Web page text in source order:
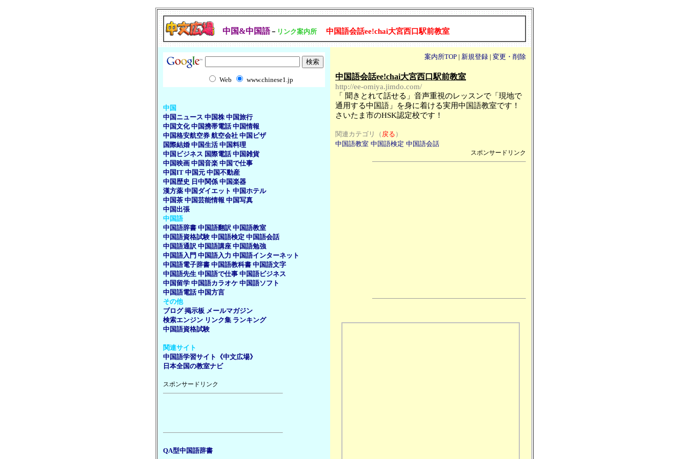
中国&中国語－ リンク案内所 中国語会話ee!chai大宮西口駅前教室
Web www.chinese1.jp
中国
中国ニュース 中国株 中国旅行
中国文化 中国携帯電話 中国情報
中国格安航空券 航空会社 中国ビザ
国際結婚 中国生活 中国料理
中国ビジネス 国際電話 中国雑貨
中国映画 中国音楽 中国で仕事
中国IT 中国元 中国不動産
中国歴史 日中関係 中国楽器
漢方薬 中国ダイエット 中国ホテル
中国茶 中国芸能情報 中国写真
中国出張
中国語
中国語辞書 中国語翻訳 中国語教室
中国語資格試験 中国語検定 中国語会話
中国語通訳 中国語講座 中国語勉強
中国語入門 中国語入力 中国語インターネット
中国語電子辞書 中国語教科書 中国語文字
中国語先生 中国語で仕事 中国語ビジネス
中国留学 中国語カラオケ 中国語ソフト
中国語電話 中国方言
その他
ブログ 掲示板 メールマガジン
検索エンジン リンク集 ランキング
中国語資格試験
関連サイト
中国語学習サイト《中文広場》
日本全国の教室ナビ
スポンサードリンク
QA型中国語辞書
案内所TOP | 新規登録 | 変更・削除
中国語会話ee!chai大宮西口駅前教室
http://ee-omiya.jimdo.com/
「 聞きとれて話せる」音声重視のレッスンで「現地で
通用する中国語」を身に着ける実用中国語教室です！
さいたま市のHSK認定校です！
関連カテゴリ（ 戻る ）
中国語教室 中国語検定 中国語会話
スポンサードリンク